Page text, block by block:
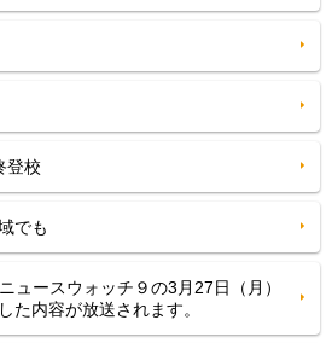
登校
でも
ュースウォッチ９の3月27日（月）
た内容が放送されます。